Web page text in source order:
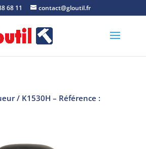
68 11 contact@gloutil.fr
/ K1530H – Référence :